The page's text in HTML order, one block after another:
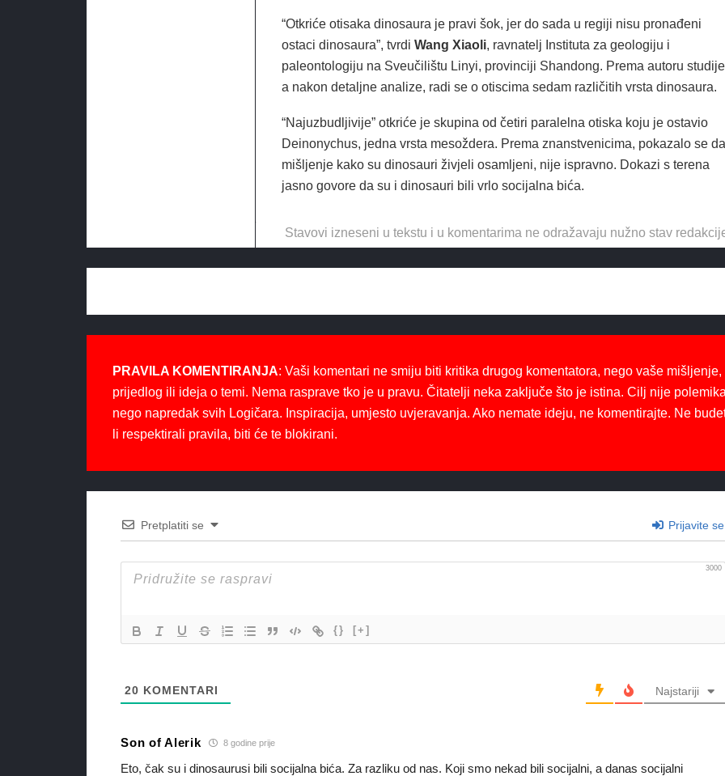
“Otkriće otisaka dinosaura je pravi šok, jer do sada u regiji nisu pronađeni
ostaci dinosaura”, tvrdi Wang Xiaoli, ravnatelj Instituta za geologiju i
paleontologiju na Sveučilištu Linyi, provinciji Shandong. Prema autoru
a nakon detaljne analize, radi se o otiscima sedam različitih vrsta dinosaura.
“Najuzbudljivije” otkriće je skupina od četiri paralelna otiska koju je ostavio
Deinonychus, jedna vrsta mesoždera. Prema znanstvenicima, pokazalo se da
mišljenje kako su dinosauri živjeli osamljeni, nije ispravno. Dokazi s terena
jasno govore da su i dinosauri bili vrlo socijalna bića.
Stavovi izneseni u tekstu i u komentarima ne odražavaju nužno stav
PRAVILA KOMENTIRANJA: Vaši komentari ne smiju biti kritika drugog komentatora, nego vaše mišljenje,
prijedlog ili ideja o temi. Nema rasprave tko je u pravu. Čitatelji neka zaključe što je istina. Cilj nije
nego napredak svih Logičara. Inspiracija, umjesto uvjeravanja. Ako nemate ideju, ne komentirajte. Ne
li respektirali pravila, biti će te blokirani.
Pretplatiti se Prijavite se
3000
{} [+]
20 KOMENTARI Najstariji
Son of Alerik 8 godine prije
Eto, čak su i dinosaurusi bili socijalna bića. Za razliku od nas. Koji smo nekad bili socijalni, a danas socijalni